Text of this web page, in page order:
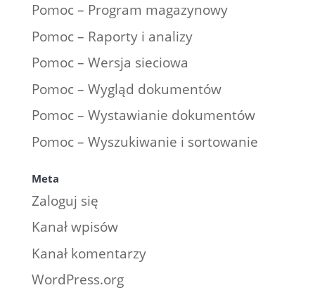
Pomoc – Program magazynowy
Pomoc – Raporty i analizy
Pomoc – Wersja sieciowa
Pomoc – Wygląd dokumentów
Pomoc – Wystawianie dokumentów
Pomoc – Wyszukiwanie i sortowanie
Meta
Zaloguj się
Kanał wpisów
Kanał komentarzy
WordPress.org